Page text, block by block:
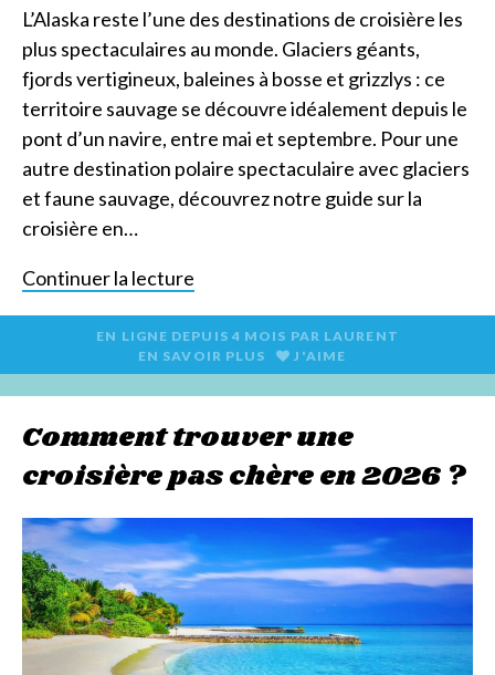
L’Alaska reste l’une des destinations de croisière les
plus spectaculaires au monde. Glaciers géants,
fjords vertigineux, baleines à bosse et grizzlys : ce
territoire sauvage se découvre idéalement depuis le
pont d’un navire, entre mai et septembre. Pour une
autre destination polaire spectaculaire avec glaciers
et faune sauvage, découvrez notre guide sur la
croisière en…
Continuer la lecture
EN LIGNE DEPUIS 4 MOIS PAR LAURENT
EN SAVOIR PLUS
J'AIME
Comment trouver une
croisière pas chère en 2026 ?